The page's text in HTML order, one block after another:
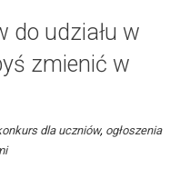
do udziału w
zmienić w
dla uczniów, ogłoszenia